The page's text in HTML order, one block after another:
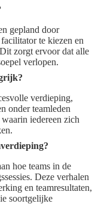
gepland door
te kiezen en
zorgt ervoor dat alle
verlopen.
verdieping,
onder teamleden
iedereen zich
hoe teams in de
Deze verhalen
en teamresultaten,
soortgelijke